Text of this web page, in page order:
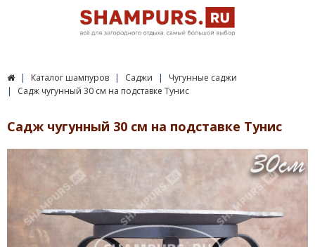
Каталог шампуров Саджи
Чугунные саджи
Садж чугунный 30 см на подставке Тунис
Садж чугунный 30 см на подставке Тунис